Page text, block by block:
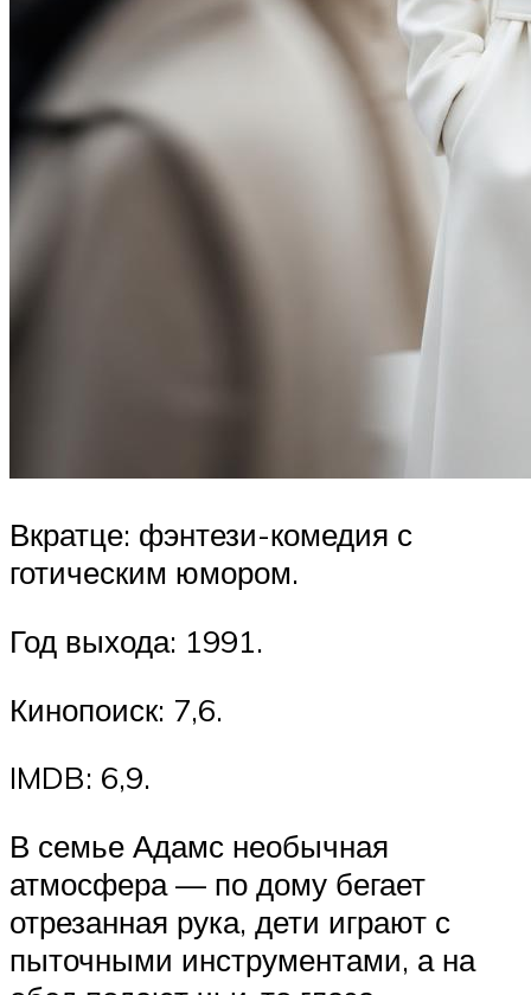
Вкратце: фэнтези-комедия с
готическим юмором.
Год выхода: 1991.
Кинопоиск: 7,6.
IMDB: 6,9.
В семье Адамс необычная
атмосфера — по дому бегает
отрезанная рука, дети играют с
пыточными инструментами, а на